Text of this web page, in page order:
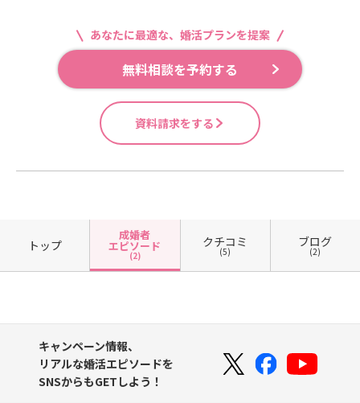
あなたに最適な、婚活プランを提案
無料相談を予約する
資料請求をする
トップ
成婚者
エピソード
(2)
クチコミ
(5)
ブログ
(2)
キャンペーン情報、
リアルな婚活エピソードを
SNSからもGETしよう！